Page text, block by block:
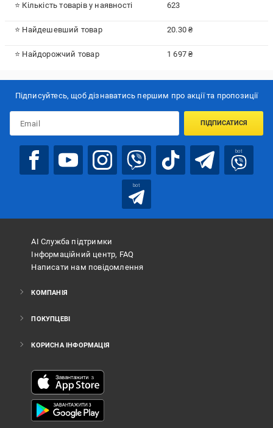
⭐ Кількість товарів у наявності
623
⭐ Найдешевший товар 20.30 ₴
⭐ Найдорожчий товар 1 697 ₴
Підписуйтесь, щоб дізнаватись першим про акції та пропозиції
ПІДПИСАТИСЯ
bot
bot
АІ Служба підтримки
Інформаційний центр, FAQ
Написати нам повідомлення
КОМПАНІЯ
ПОКУПЦЕВІ
КОРИСНА ІНФОРМАЦІЯ